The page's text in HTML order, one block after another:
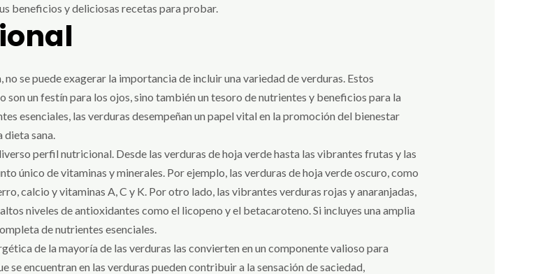
beneficios y deliciosas recetas para probar.
se puede exagerar la importancia de incluir una variedad de verduras. Estos
un festín para los ojos, sino también un tesoro de nutrientes y beneficios para la
esenciales, las verduras desempeñan un papel vital en la promoción del bienestar
sana.
perfil nutricional. Desde las verduras de hoja verde hasta las vibrantes frutas y las
único de vitaminas y minerales. Por ejemplo, las verduras de hoja verde oscuro, como
calcio y vitaminas A, C y K. Por otro lado, las vibrantes verduras rojas y anaranjadas,
niveles de antioxidantes como el licopeno y el betacaroteno. Si incluyes una amplia
de nutrientes esenciales.
de la mayoría de las verduras las convierten en un componente valioso para
se encuentran en las verduras pueden contribuir a la sensación de saciedad,